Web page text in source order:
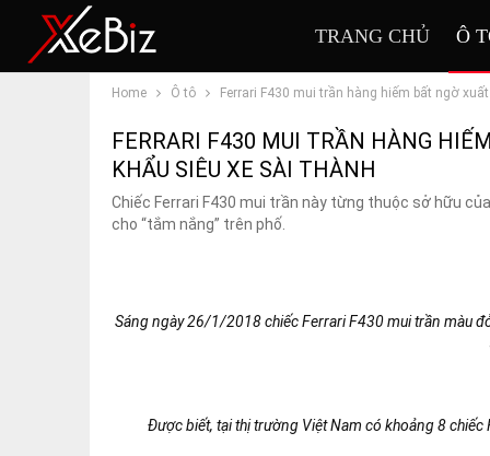
TRANG CHỦ Ô
Home Ô tô Ferrari F430 mui trần hàng hiếm bất ngờ
FERRARI F430 MUI TRẦN HÀNG
KHẨU SIÊU XE SÀI THÀNH
Chiếc Ferrari F430 mui trần này từng thuộc sở hữu
cho “tắm nắng” trên phố.